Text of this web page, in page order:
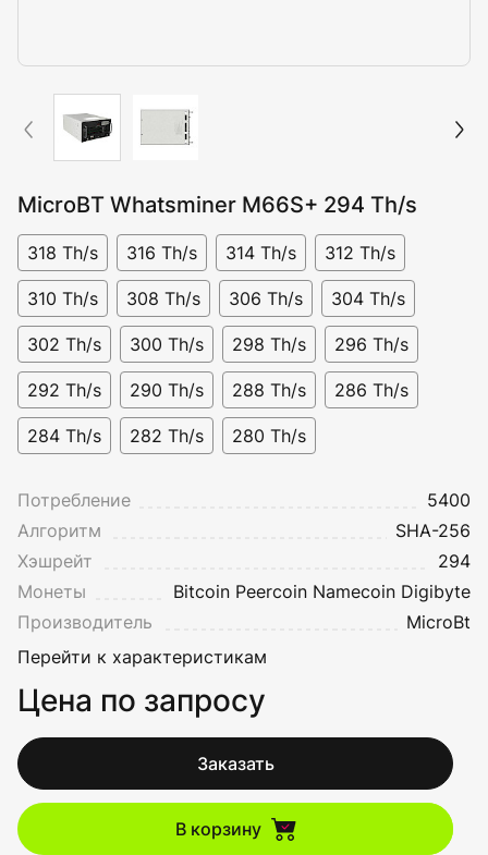
MicroBT Whatsminer M66S+ 294 Th/s
318 Th/s 316 Th/s 314 Th/s 312 Th/s
310 Th/s 308 Th/s 306 Th/s 304 Th/s
302 Th/s 300 Th/s 298 Th/s 296 Th/s
292 Th/s 290 Th/s 288 Th/s 286 Th/s
284 Th/s 282 Th/s 280 Th/s
Потребление
5400
Алгоритм
SHA-256
Хэшрейт
294
Монеты
Bitcoin Peercoin Namecoin Digibyte
Производитель
MicroBt
Перейти к характеристикам
Цена по запросу
Заказать
В корзину